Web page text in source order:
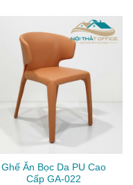
Ghế Ăn Bọc Da PU Cao
Cấp GA-022